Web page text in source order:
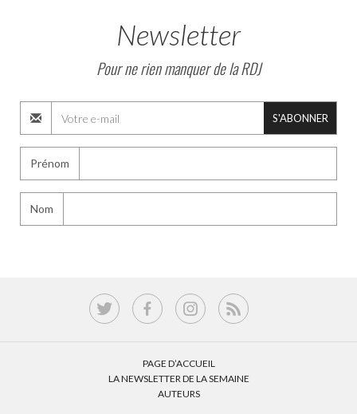
Newsletter
Pour ne rien manquer de la RDJ
S'ABONNER
Prénom
Nom
PAGE D’ACCUEIL
LA NEWSLETTER DE LA SEMAINE
AUTEURS